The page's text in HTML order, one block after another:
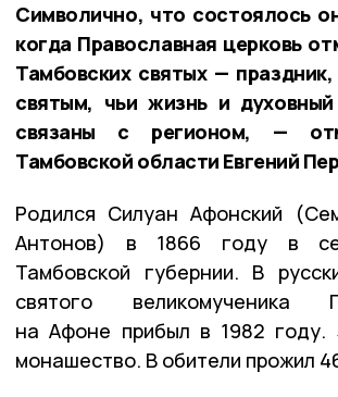
Символично, что состоялось
когда Православная церковь
Тамбовских святых —
святым, чьи жизнь и
связаны с регионом, —
Тамбовской области Евгений
Родился Силуан Афонский
Антонов) в 1866 году в
Тамбовской губернии. В
святого великомученика
на Афоне прибыл в 1982 году.
монашество. В обители прожил